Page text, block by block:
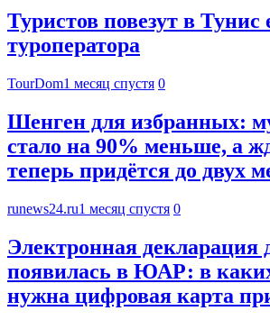
Туристов повезут в Тунис
туроператора
TourDom1 месяц спустя 0
Шенген для избранных:
стало на 90% меньше, а
теперь придётся до двух
runews24.ru1 месяц спустя 0
Электронная декларация
появилась в ЮАР: в
нужна цифровая карта